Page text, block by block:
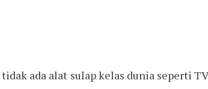
ada alat sulap kelas dunia seperti